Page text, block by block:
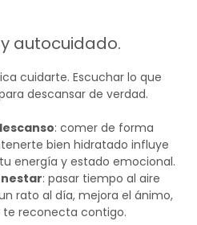
autocuidado.
cuidarte. Escuchar lo que
descansar de verdad.
: comer de forma
bien hidratado influye
energía y estado emocional.
: pasar tiempo al aire
rato al día, mejora el ánimo,
te reconecta contigo.